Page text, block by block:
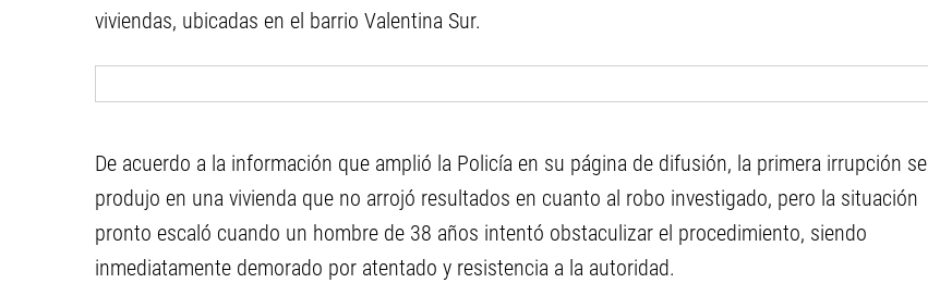
viviendas, ubicadas en el barrio Valentina Sur.
De acuerdo a la información que amplió la Policía en su página de difusión, la primera irrupción se
produjo en una vivienda que no arrojó resultados en cuanto al robo investigado, pero la situación
pronto escaló cuando un hombre de 38 años intentó obstaculizar el procedimiento, siendo
inmediatamente demorado por atentado y resistencia a la autoridad.